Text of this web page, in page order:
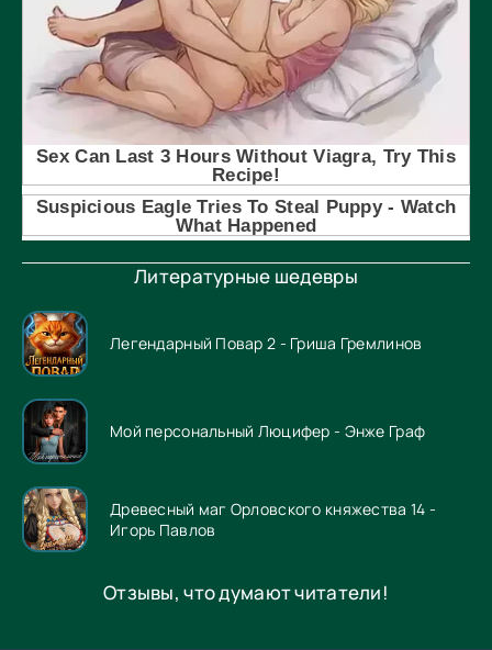
Литературные шедевры
Легендарный Повар 2 - Гриша Гремлинов
Мой персональный Люцифер - Энже Граф
Древесный маг Орловского княжества 14 -
Игорь Павлов
Отзывы, что думают читатели!